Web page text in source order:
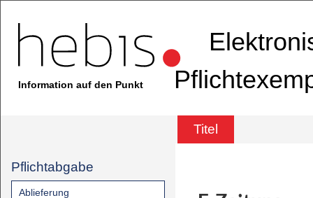
Information auf den Punkt
Titel
Pflichtabgabe
Ablieferung